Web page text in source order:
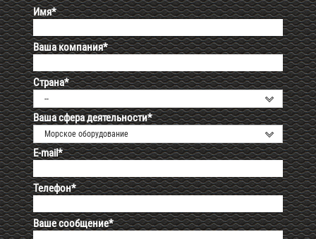
Имя*
Ваша компания*
Страна*
--
Ваша сфера деятельности*
Морское оборудование
E-mail*
Телефон*
Ваше сообщение*